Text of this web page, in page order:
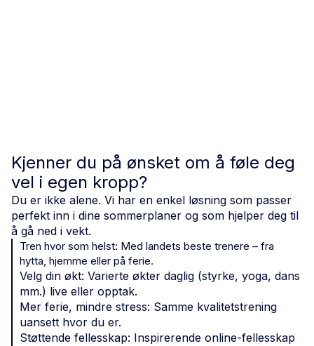
Kjenner du på ønsket om å føle deg
vel i egen kropp?
Du er ikke alene. Vi har en enkel løsning som passer
perfekt inn i dine sommerplaner og som hjelper deg til
å gå ned i vekt.
Tren hvor som helst: Med landets beste trenere – fra
hytta, hjemme eller på ferie.
Velg din økt: Varierte økter daglig (styrke, yoga, dans
mm.) live eller opptak.
Mer ferie, mindre stress: Samme kvalitetstrening
uansett hvor du er.
Støttende fellesskap: Inspirerende online-fellesskap